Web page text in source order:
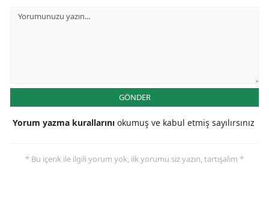
GÖNDER
Yorum yazma kurallarını okumuş ve kabul etmiş sayılırsınız
* Bu içerik ile ilgili yorum yok, ilk yorumu siz yazın, tartışalım *